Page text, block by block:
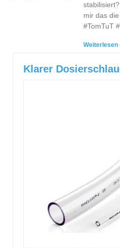
mir das
#TomTuT #
Weiterlesen
Klarer